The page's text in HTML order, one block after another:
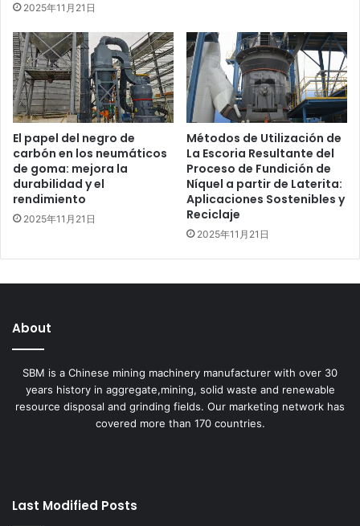
2025年11月21日
El papel del negro de
carbón en los neumáticos
de goma: mejora la
durabilidad y el
rendimiento
2025年11月21日
Métodos de Utilización de
La Escoria Resultante del
Proceso de Fundición de
Níquel a partir de Laterita:
Aplicaciones Sostenibles y
Reciclaje
2025年11月21日
About
SBM is a Chinese mining machinery manufacturer with over 30
years history in aggregate,mining, solid waste and renewable
resource disposal and grinding fields. Our marketing network has
covered more than 170 countries.
Last Modified Posts